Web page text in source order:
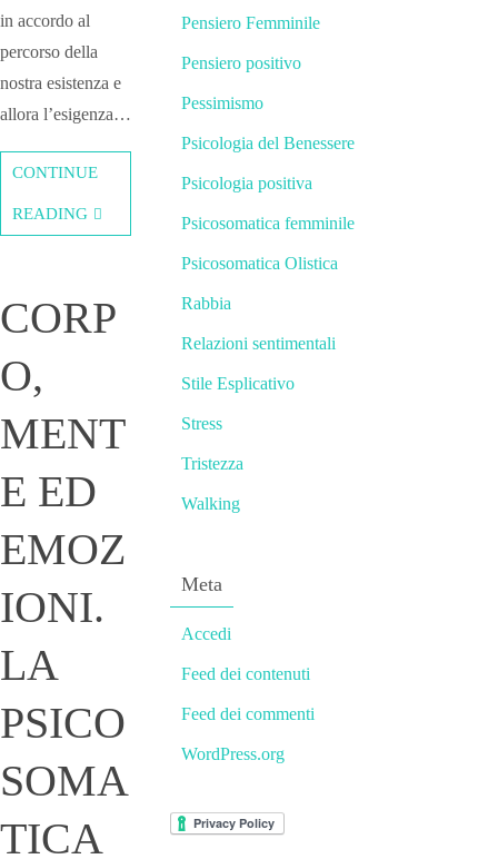
in accordo al
percorso della
nostra esistenza e
allora l’esigenza…
CONTINUE
READING
CORP
O,
MENT
E ED
EMOZ
IONI.
LA
PSICO
SOMA
TICA
Pensiero Femminile
Pensiero positivo
Pessimismo
Psicologia del Benessere
Psicologia positiva
Psicosomatica femminile
Psicosomatica Olistica
Rabbia
Relazioni sentimentali
Stile Esplicativo
Stress
Tristezza
Walking
Meta
Accedi
Feed dei contenuti
Feed dei commenti
WordPress.org